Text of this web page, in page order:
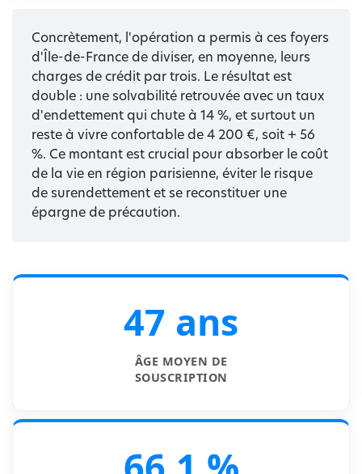
Concrètement, l'opération a permis à ces foyers
d'Île-de-France de diviser, en moyenne, leurs
charges de crédit par trois. Le résultat est
double : une solvabilité retrouvée avec un taux
d'endettement qui chute à 14 %, et surtout un
reste à vivre confortable de 4 200 €, soit + 56
%. Ce montant est crucial pour absorber le coût
de la vie en région parisienne, éviter le risque
de surendettement et se reconstituer une
épargne de précaution.
47 ans
ÂGE MOYEN DE
SOUSCRIPTION